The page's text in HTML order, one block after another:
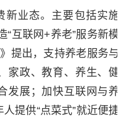
新业态。主要包括实施
“互联网+养老”服务新模
提出，支持养老服务与
家政、教育、养生、健
发展；加快互联网与养
提供“点菜式”就近便捷